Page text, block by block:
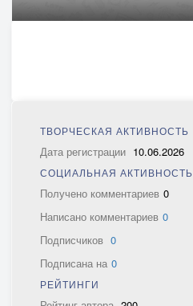
ТВОРЧЕСКАЯ АКТИВНОСТЬ
Дата регистрации 10.06.2026
СОЦИАЛЬНАЯ АКТИВНОСТЬ
Получено комментариев 0
Написано комментариев 0
Подписчиков 0
Подписана на 0
РЕЙТИНГИ